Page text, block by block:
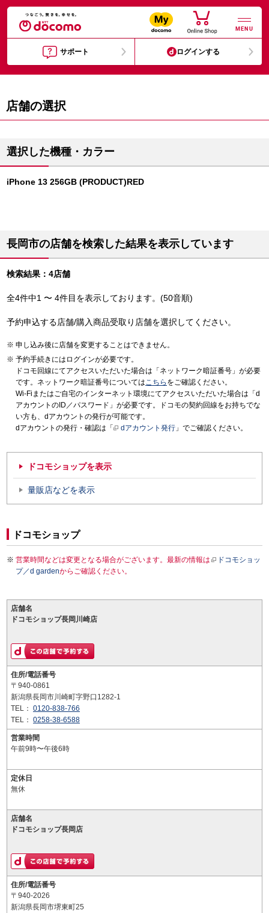
MENU
サポート ログインする
店舗の選択
選択した機種・カラー
iPhone 13 256GB (PRODUCT)RED
長岡市の店舗を検索した結果を表示しています
検索結果：4店舗
全4件中1 〜 4件目を表示しております。(50音順)
予約申込する店舗/購入商品受取り店舗を選択してください。
申し込み後に店舗を変更することはできません。
予約手続きにはログインが必要です。
ドコモ回線にてアクセスいただいた場合は「ネットワーク暗証番号」が必要
です。ネットワーク暗証番号についてはこちら をご確認ください。
Wi-Fiまたはご自宅のインターネット環境にてアクセスいただいた場合は「d
アカウントのID／パスワード」が必要です。ドコモの契約回線をお持ちでな
い方も、dアカウントの発行が可能です。
dアカウントの発行・確認は「
dアカウント発行 」でご確認ください。
ドコモショップを表示
量販店などを表示
ドコモショップ
営業時間などは変更となる場合がございます。最新の情報は
ドコモショッ
プ／d gardenからご確認ください。
店舗名
ドコモショップ長岡川崎店
住所/電話番号
〒940-0861
新潟県長岡市川崎町字野口1282-1
TEL： 0120-838-766
TEL： 0258-38-6588
営業時間
午前9時〜午後6時
定休日
無休
店舗名
ドコモショップ長岡店
住所/電話番号
〒940-2026
新潟県長岡市堺東町25